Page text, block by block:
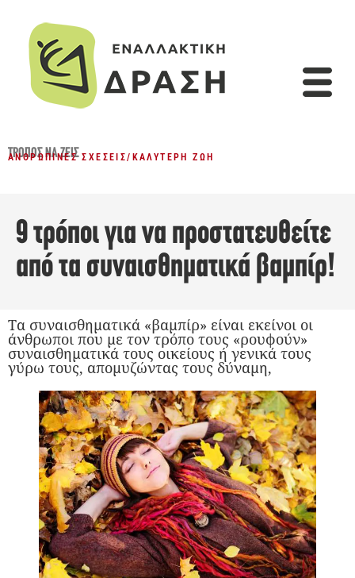
ΤΡΌΠΟΣ ΝΑ ΖΕΙΣ
ΑΝΘΡΏΠΙΝΕΣ ΣΧΈΣΕΙΣ/ ΚΑΛΎΤΕΡΗ ΖΩΉ
9 τρόποι για να προστατευθείτε
από τα συναισθηματικά βαμπίρ!
Tα συναισθηματικά «βαμπίρ» είναι εκείνοι οι
άνθρωποι που με τον τρόπο τους «ρουφούν»
συναισθηματικά τους οικείους ή γενικά τους
γύρω τους, απομυζώντας τους δύναμη,